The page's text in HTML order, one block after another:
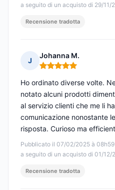
a seguito di un acquisto di 29/11/
Recensione tradotta
J
Johanna M.
Nota: 5 su 5
Pubblicato il 07/02/2025 à 08h59
a seguito di un acquisto di 01/12/
Ho ordinato diverse volte.
notato alcuni prodotti
al servizio clienti che me li
comunicazione nonostante
risposta. Curioso ma
Recensione tradotta